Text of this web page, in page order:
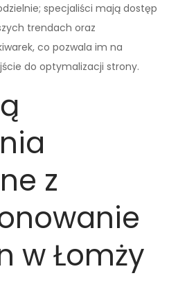
specjaliści mają dostęp
trendach oraz
co pozwala im na
do optymalizacji strony.
z
w Łomży